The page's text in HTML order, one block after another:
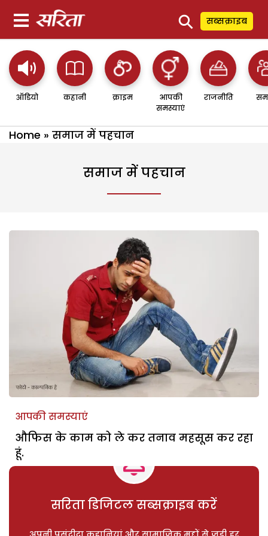
⚲ सब्सक्राइब
ऑडियो कहानी क्राइम
आपकी
समस्याएं
राजनीति
Home » समाज में पहचान
समाज में पहचान
आपकी समस्याएं
औफिस के काम को ले कर तनाव महसूस कर रहा
हूं.
सरिता डिजिटल सब्सक्राइब करें